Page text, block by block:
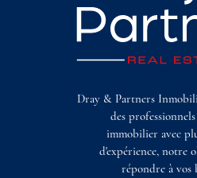
Dray & Partners
des
immobilier avec
d'expérience, notre
répondre à vos